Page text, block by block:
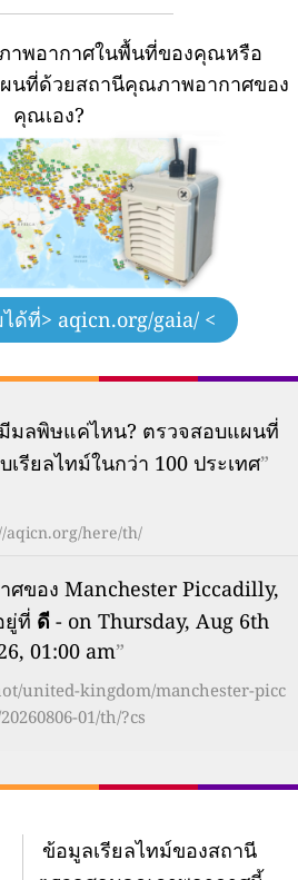
พอากาศในพื้นที่ของคุณหรือ
นที่ด้วยสถานีคุณภาพอากาศของ
คุณเอง?
ได้ที่> aqicn.org/gaia/ <
มลพิษแค่ไหน? ตรวจสอบแผนที่
รียลไทม์ในกว่า 100 ประเทศ”
aqicn.org/here/th/
ของ Manchester Piccadilly,
ยู่ที่ ดี- on Thursday, Aug 6th
01:00 am”
united-kingdom/manchester-picc
01/th/?cs
ข้อมูลเรียลไทม์ของสถานี